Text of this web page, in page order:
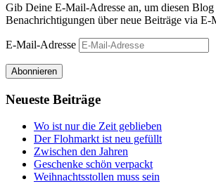
Gib Deine E-Mail-Adresse an, um diesen Blog
Benachrichtigungen über neue Beiträge via E-
E-Mail-Adresse
Abonnieren
Neueste Beiträge
Wo ist nur die Zeit geblieben
Der Flohmarkt ist neu gefüllt
Zwischen den Jahren
Geschenke schön verpackt
Weihnachtsstollen muss sein